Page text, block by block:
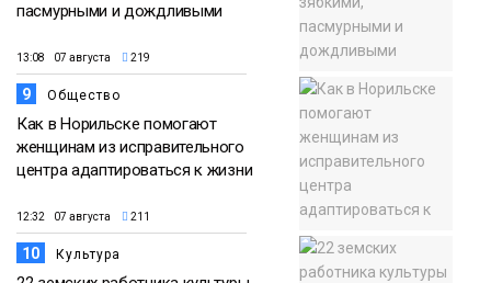
пасмурными и дождливыми
13:08 07 августа 219
9 Общество
Как в Норильске помогают
женщинам из исправительного
центра адаптироваться к жизни
12:32 07 августа 211
10 Культура